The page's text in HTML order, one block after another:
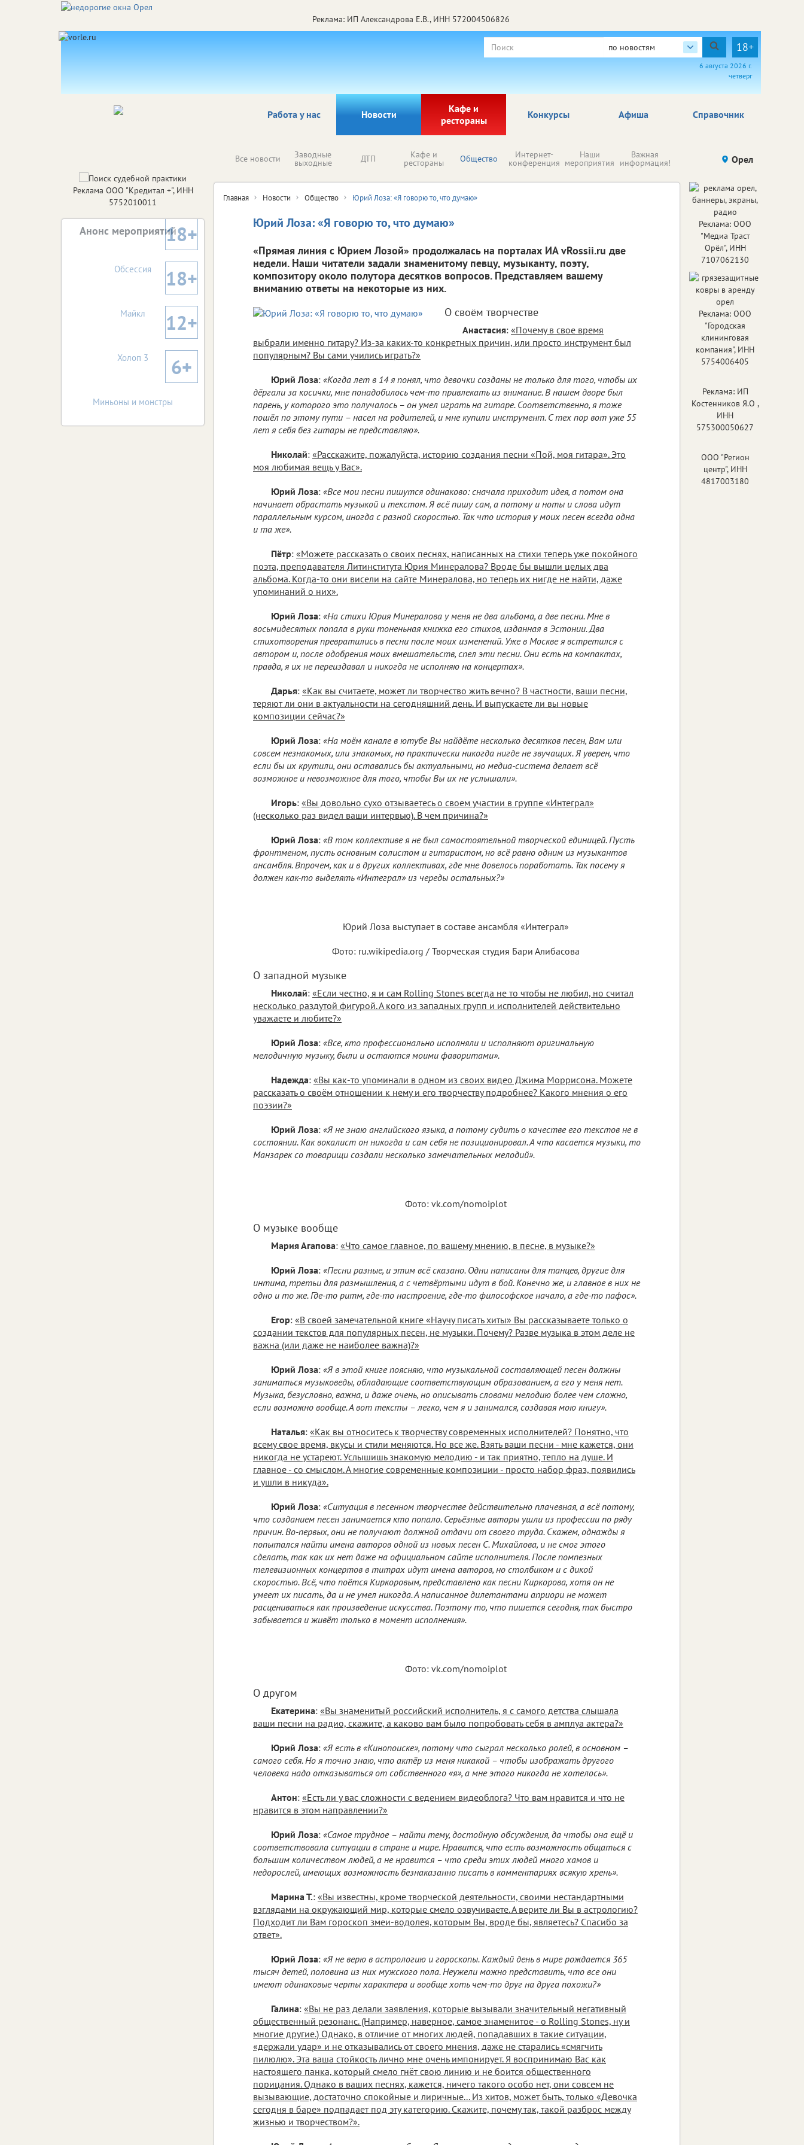
Реклама: ИП Александрова Е.В., ИНН 572004506826
по новостям 18+
6 августа 2026 г.
четверг
Работа у нас Новости
Кафе и
рестораны
Афиша Справочник
Конкурсы
Все новости Заводные
выходные ДТП Кафе и
рестораны Общество Интернет-
конференция
Наши
мероприятия
Важная
информация! Происшествия Здоровье
Орел
Главная Новости Общество Юрий Лоза: «Я говорю то, что думаю»
Юрий Лоза: «Я говорю то, что думаю»
«Прямая линия с Юрием Лозой» продолжалась на порталах ИА vRossii.ru две
недели. Наши читатели задали знаменитому певцу, музыканту, поэту,
композитору около полутора десятков вопросов. Представляем вашему
вниманию ответы на некоторые из них.
О своём творчестве
Анастасия: «Почему в свое время
выбрали именно гитару? Из-за каких-то конкретных причин, или просто инструмент был
популярным? Вы сами учились играть?»
Юрий Лоза: «Когда лет в 14 я понял, что девочки созданы не только для того, чтобы их
дёргали за косички, мне понадобилось чем-то привлекать из внимание. В нашем дворе был
парень, у которого это получалось – он умел играть на гитаре. Соответственно, я тоже
пошёл по этому пути – насел на родителей, и мне купили инструмент. С тех пор вот уже 55
лет я себя без гитары не представляю».
Николай: «Расскажите, пожалуйста, историю создания песни «Пой, моя гитара». Это
моя любимая вещь у Вас».
Юрий Лоза: «Все мои песни пишутся одинаково: сначала приходит идея, а потом она
начинает обрастать музыкой и текстом. Я всё пишу сам, а потому и ноты и слова идут
параллельным курсом, иногда с разной скоростью. Так что история у моих песен всегда одна
и та же».
Пётр: «Можете рассказать о своих песнях, написанных на стихи теперь уже покойного
поэта, преподавателя Литинститута Юрия Минералова? Вроде бы вышли целых два
альбома. Когда-то они висели на сайте Минералова, но теперь их нигде не найти, даже
упоминаний о них».
Юрий Лоза: «На стихи Юрия Минералова у меня не два альбома, а две песни. Мне в
восьмидесятых попала в руки тоненьная книжка его стихов, изданная в Эстонии. Два
стихотворения превратились в песни после моих изменений. Уже в Москве я встретился с
автором и, после одобрения моих вмешательств, спел эти песни. Они есть на компактах,
правда, я их не переиздавал и никогда не исполняю на концертах».
Дарья: «Как вы считаете, может ли творчество жить вечно? В частности, ваши песни,
теряют ли они в актуальности на сегодняшний день. И выпускаете ли вы новые
композиции сейчас?»
Юрий Лоза: «На моём канале в ютубе Вы найдёте несколько десятков песен, Вам или
совсем незнакомых, или знакомых, но практически никогда нигде не звучащих. Я уверен, что
если бы их крутили, они оставались бы актуальными, но медиа-система делает всё
возможное и невозможное для того, чтобы Вы их не услышали».
Игорь: «Вы довольно сухо отзываетесь о своем участии в группе «Интеграл»
(несколько раз видел ваши интервью). В чем причина?»
Юрий Лоза: «В том коллективе я не был самостоятельной творческой единицей. Пусть
фронтменом, пусть основным солистом и гитаристом, но всё равно одним из музыкантов
ансамбля. Впрочем, как и в других коллективах, где мне довелось поработать. Так посему я
должен как-то выделять «Интеграл» из череды остальных?»
Юрий Лоза выступает в составе ансамбля «Интеграл»
Фото: ru.wikipedia.org / Творческая студия Бари Алибасова
О западной музыке
Николай: «Если честно, я и сам Rolling Stones всегда не то чтобы не любил, но считал
несколько раздутой фигурой. А кого из западных групп и исполнителей действительно
уважаете и любите?»
Юрий Лоза: «Все, кто профессионально исполняли и исполняют оригинальную
мелодичную музыку, были и остаются моими фаворитами».
Надежда: «Вы как-то упоминали в одном из своих видео Джима Моррисона. Можете
рассказать о своём отношении к нему и его творчеству подробнее? Какого мнения о его
поэзии?»
Юрий Лоза: «Я не знаю английского языка, а потому судить о качестве его текстов не в
состоянии. Как вокалист он никогда и сам себя не позиционировал. А что касается музыки, то
Манзарек со товарищи создали несколько замечательных мелодий».
Фото: vk.com/nomoiplot
О музыке вообще
Мария Агапова: «Что самое главное, по вашему мнению, в песне, в музыке?»
Юрий Лоза: «Песни разные, и этим всё сказано. Одни написаны для танцев, другие для
интима, третьи для размышления, а с четвёртыми идут в бой. Конечно же, и главное в них не
одно и то же. Где-то ритм, где-то настроение, где-то философское начало, а где-то пафос».
Егор: «В своей замечательной книге «Научу писать хиты» Вы рассказываете только о
создании текстов для популярных песен, не музыки. Почему? Разве музыка в этом деле не
важна (или даже не наиболее важна)?»
Юрий Лоза: «Я в этой книге поясняю, что музыкальной составляющей песен должны
заниматься музыковеды, обладающие соответствующим образованием, а его у меня нет.
Музыка, безусловно, важна, и даже очень, но описывать словами мелодию более чем сложно,
если возможно вообще. А вот тексты – легко, чем я и занимался, создавая мою книгу».
Наталья: «Как вы относитесь к творчеству современных исполнителей? Понятно, что
всему свое время, вкусы и стили меняются. Но все же. Взять ваши песни - мне кажется, они
никогда не устареют. Услышишь знакомую мелодию - и так приятно, тепло на душе. И
главное - со смыслом. А многие современные композиции - просто набор фраз, появились
и ушли в никуда».
Юрий Лоза: «Ситуация в песенном творчестве действительно плачевная, а всё потому,
что созданием песен занимается кто попало. Серьёзные авторы ушли из профессии по ряду
причин. Во-первых, они не получают должной отдачи от своего труда. Скажем, однажды я
попытался найти имена авторов одной из новых песен С. Михайлова, и не смог этого
сделать, так как их нет даже на официальном сайте исполнителя. После помпезных
телевизионных концертов в титрах идут имена авторов, но столбиком и с дикой
скоростью. Всё, что поётся Киркоровым, представлено как песни Киркорова, хотя он не
умеет их писать, да и не умел никогда. А написанное дилетантами априори не может
расцениваться как произведение искусства. Поэтому то, что пишется сегодня, так быстро
забывается и живёт только в момент исполнения».
Фото: vk.com/nomoiplot
О другом
Екатерина: «Вы знаменитый российский исполнитель, я с самого детства слышала
ваши песни на радио, скажите, а каково вам было попробовать себя в амплуа актера?»
Юрий Лоза: «Я есть в «Кинопоиске», потому что сыграл несколько ролей, в основном –
самого себя. Но я точно знаю, что актёр из меня никакой – чтобы изображать другого
человека надо отказываться от собственного «я», а мне этого никогда не хотелось».
Антон: «Есть ли у вас сложности с ведением видеоблога? Что вам нравится и что не
нравится в этом направлении?»
Юрий Лоза: «Самое трудное – найти тему, достойную обсуждения, да чтобы она ещё и
соответствовала ситуации в стране и мире. Нравится, что есть возможность общаться с
большим количеством людей, а не нравится – что среди этих людей много хамов и
недорослей, имеющих возможность безнаказанно писать в комментариях всякую хрень».
Марина Т.: «Вы известны, кроме творческой деятельности, своими нестандартными
взглядами на окружающий мир, которые смело озвучиваете. А верите ли Вы в астрологию?
Подходит ли Вам гороскоп змеи-водолея, которым Вы, вроде бы, являетесь? Спасибо за
ответ».
Юрий Лоза: «Я не верю в астрологию и гороскопы. Каждый день в мире рождается 365
тысяч детей, половина из них мужского пола. Неужели можно представить, что все они
имеют одинаковые черты характера и вообще хоть чем-то друг на друга похожи?»
Галина: «Вы не раз делали заявления, которые вызывали значительный негативный
общественный резонанс. (Например, наверное, самое знаменитое - о Rolling Stones, ну и
многие другие.) Однако, в отличие от многих людей, попадавших в такие ситуации,
«держали удар» и не отказывались от своего мнения, даже не старались «смягчить
пилюлю». Эта ваша стойкость лично мне очень импонирует. Я воспринимаю Вас как
настоящего панка, который смело гнёт свою линию и не боится общественного
порицания. Однако в ваших песнях, кажется, ничего такого особо нет, они совсем не
вызывающие, достаточно спокойные и лиричные... Из хитов, может быть, только «Девочка
сегодня в баре» подпадает под эту категорию. Скажите, почему так, такой разброс между
жизнью и творчеством?».
Реклама ООО "Кредитал +", ИНН
5752010011
Анонс мероприятий18+
Обсессия 18+
Майкл 12+
Холоп 3 6+
Миньоны и монстры
Реклама: ООО
"Медиа Траст
Орёл", ИНН
7107062130
Реклама: ООО
"Городская
клининговая
компания", ИНН
5754006405
Реклама: ИП
Костенников Я.О ,
ИНН
575300050627
ООО "Регион
центр", ИНН
4817003180